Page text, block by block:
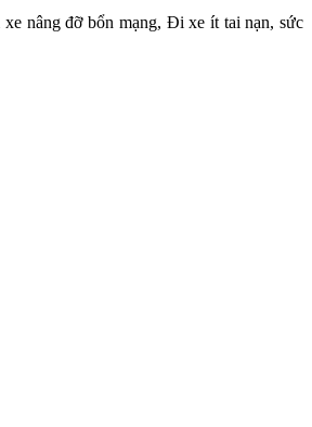
nâng đỡ bổn mạng, Đi xe ít tai nạn, sức